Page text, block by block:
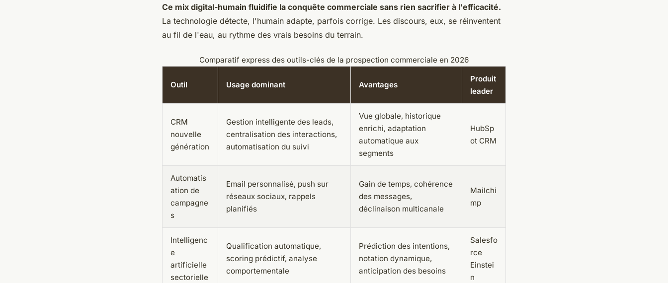
Ce mix digital-humain fluidifie la conquête commerciale sans rien sacrifier à l'efficacité.
La technologie détecte, l'humain adapte, parfois corrige. Les discours, eux, se réinventent
au fil de l'eau, au rythme des vrais besoins du terrain.
Comparatif express des outils-clés de la prospection commerciale en 2026
Outil Usage dominant Avantages
Produit
leader
CRM
nouvelle
génération
Gestion intelligente des leads,
centralisation des interactions,
automatisation du suivi
Vue globale, historique
enrichi, adaptation
automatique aux
segments
HubSp
ot CRM
Automatis
ation de
campagne
s
Email personnalisé, push sur
réseaux sociaux, rappels
planifiés
Gain de temps, cohérence
des messages,
déclinaison multicanale
Mailchi
mp
Intelligenc
e
artificielle
sectorielle
Qualification automatique,
scoring prédictif, analyse
comportementale
Prédiction des intentions,
notation dynamique,
anticipation des besoins
Salesfo
rce
Einstei
n